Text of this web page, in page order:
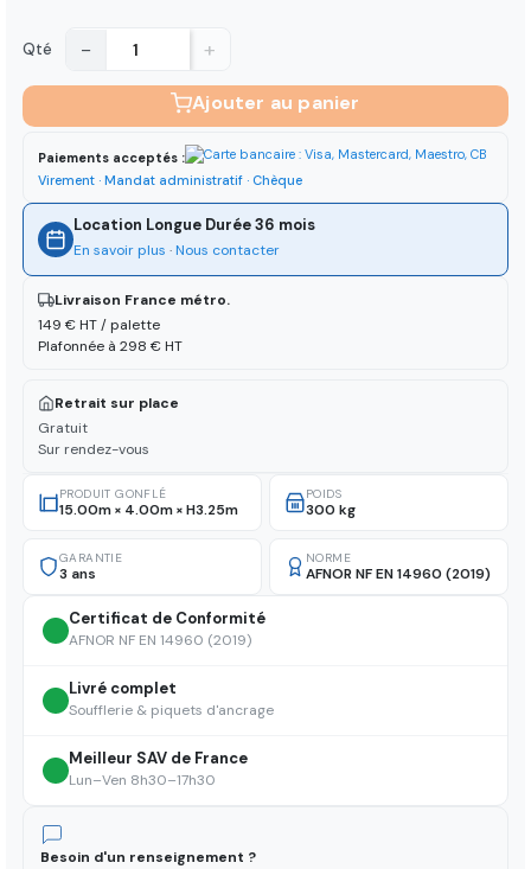
Qté − +
Ajouter au panier
Paiements acceptés :
Virement · Mandat administratif · Chèque
Location Longue Durée 36 mois
En savoir plus · Nous contacter
Livraison France métro.
149 € HT / palette
Plafonnée à 298 € HT
Retrait sur place
Gratuit
Sur rendez-vous
PRODUIT GONFLÉ
15.00m × 4.00m × H3.25m
POIDS
300 kg
GARANTIE
3 ans
NORME
AFNOR NF EN 14960 (2019)
Certificat de Conformité
AFNOR NF EN 14960 (2019)
Livré complet
Soufflerie & piquets d'ancrage
Meilleur SAV de France
Lun–Ven 8h30–17h30
Besoin d'un renseignement ?